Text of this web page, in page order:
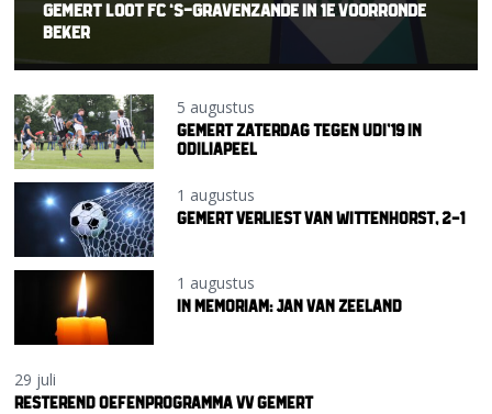
GEMERT LOOT FC ‘S-GRAVENZANDE IN 1E VOORRONDE
BEKER
5 augustus
GEMERT ZATERDAG TEGEN UDI’19 IN
ODILIAPEEL
1 augustus
GEMERT VERLIEST VAN WITTENHORST, 2-1
1 augustus
IN MEMORIAM: JAN VAN ZEELAND
29 juli
RESTEREND OEFENPROGRAMMA VV GEMERT